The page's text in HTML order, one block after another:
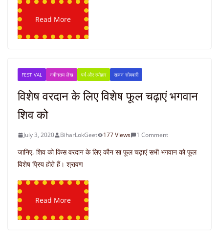
Read More
FESTIVAL नवीनतम लेख पर्व और त्यौहार सावन सोमवारी
विशेष वरदान के लिए विशेष फूल चढ़ाएं भगवान
शिव को
July 3, 2020 BiharLokGeet 177 Views 1 Comment
जानिए, शिव को किस वरदान के लिए कौन सा फूल चढ़ाएं सभी भगवान को फूल
विशेष प्रिय होते हैं। श्रावण
Read More